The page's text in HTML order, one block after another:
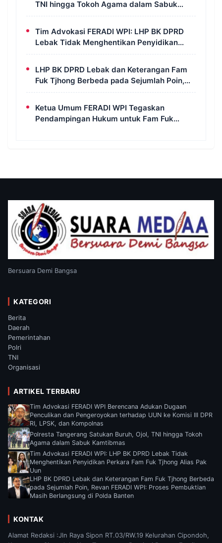
TNI hingga Tokoh Agama dalam Sabuk
Kamtibmas
Tim Advokasi FERADI WPI: LHP BK DPRD
Lebak Tidak Menghentikan Penyidikan
Perkara Fam Fuk Tjhong Alias Pak Uun
LHP BK DPRD Lebak dan Keterangan Fam
Fuk Tjhong Berbeda pada Sejumlah Poin,
Revan FERADI WPI: Proses Pembuktian
Ketua Umum FERADI WPI Tegaskan
Pendampingan Hukum untuk Fam Fuk
Bersuara Demi Bangsa
KATEGORI
Berita
Daerah
Pemerintahan
Polri
TNI
Organisasi
ARTIKEL TERBARU
Tim Advokasi FERADI WPI Berencana Adukan Dugaan
Penculikan dan Pengeroyokan terhadap UUN ke Komisi III DPR
RI, LPSK, dan Kompolnas
Polresta Tangerang Satukan Buruh, Ojol, TNI hingga Tokoh
Agama dalam Sabuk Kamtibmas
Tim Advokasi FERADI WPI: LHP BK DPRD Lebak Tidak
Menghentikan Penyidikan Perkara Fam Fuk Tjhong Alias Pak
Uun
LHP BK DPRD Lebak dan Keterangan Fam Fuk Tjhong Berbeda
pada Sejumlah Poin, Revan FERADI WPI: Proses Pembuktian
Masih Berlangsung di Polda Banten
KONTAK
Alamat Redaksi :Jln Raya Sipon RT.03/RW.19 Kelurahan Cipondoh,